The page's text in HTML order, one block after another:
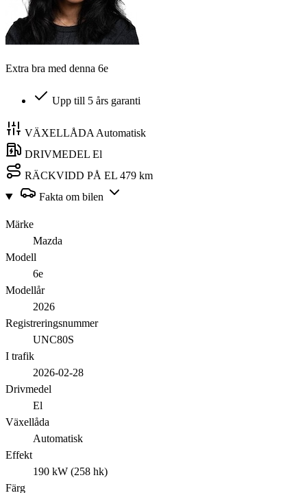
Extra bra med denna 6e
Upp till 5 års garanti
VÄXELLÅDA Automatisk
DRIVMEDEL El
RÄCKVIDD PÅ EL 479 km
Fakta om bilen
Märke
Mazda
Modell
6e
Modellår
2026
Registreringsnummer
UNC80S
I trafik
2026-02-28
Drivmedel
El
Växellåda
Automatisk
Effekt
190 kW (258 hk)
Färg